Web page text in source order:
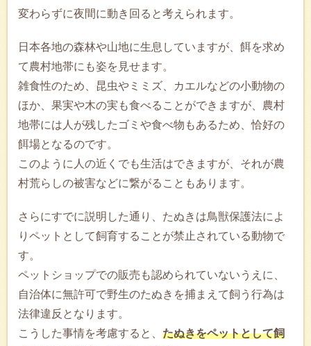
変わらずに夜間に動き回ると考えられます。
日本各地の森林や山地に生息していますが、餌を求め
て農村地帯にも姿を見せます。
雑食性のため、昆虫やミミズ、カエルなどの小動物の
ほか、果実や木の実も食べることができますが、農村
地帯には人が残したゴミや食べ物もあるため、恰好の
餌場となるのです。
このように人の近くでも生活はできますが、それが農
村荒らしの被害などに繋がることもあります。
さらにすでに説明した通り、たぬきは鳥獣保護法によ
りペットとして飼育することが禁止されている動物で
す。
ペットショップでの販売も認められていないうえに、
自治体に無許可で野生のたぬきを捕まえて飼う行為は
法律違反となります。
こうした事情を考慮すると、 たぬきをペットとして飼